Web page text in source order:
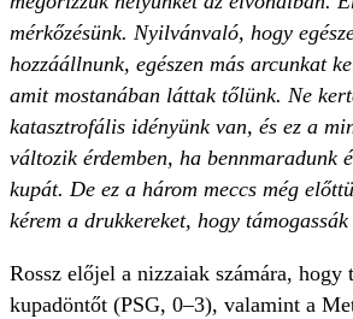
mérkőzésünk. Nyilvánvaló, hogy
hozzáállnunk, egészen más arcunkat
amit mostanában láttak tőlünk. Ne
katasztrofális idényünk van, és ez a
változik érdemben, ha bennmaradunk
kupát. De ez a három meccs még
kérem a drukkereket, hogy
Rossz előjel a nizzaiak számára, hogy
kupadöntőt (PSG, 0–3), valamint a